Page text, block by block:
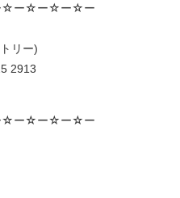
ー☆ー☆ー☆ー
リー)
2913
ー☆ー☆ー☆ー